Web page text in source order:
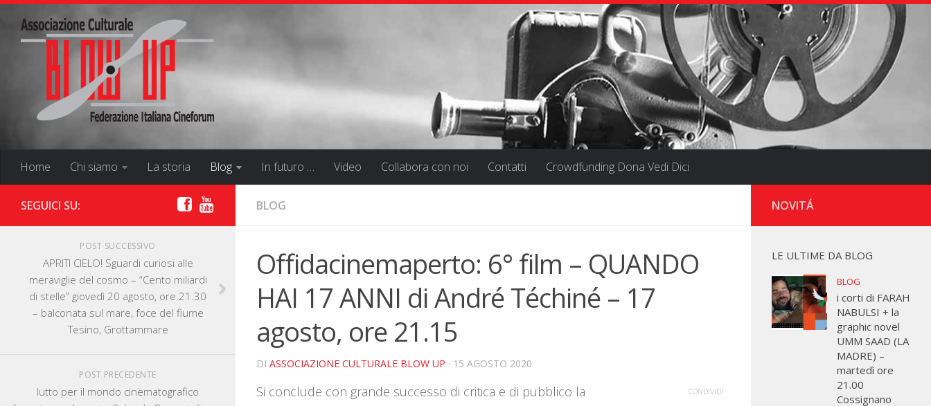
Home Chi siamo La storia Blog In futuro … Video Collabora con noi Contatti Crowdfunding Dona Vedi Dici
BLOG
Offidacinemaperto: 6° film – QUANDO
HAI 17 ANNI di André Téchiné – 17
agosto, ore 21.15
DI ASSOCIAZIONE CULTURALE BLOW UP · 15 AGOSTO 2020
Si conclude con grande successo di critica e di pubblico la
CONDIVIDI
SEGUICI SU:
POST SUCCESSIVO
APRITI CIELO! Sguardi curiosi alle
meraviglie del cosmo – “Cento miliardi
di stelle” giovedì 20 agosto, ore 21.30
– balconata sul mare, foce del fiume
Tesino, Grottammare
POST PRECEDENTE
lutto per il mondo cinematografico
NOVITÁ
LE ULTIME DA BLOG
BLOG
i corti di FARAH
NABULSI + la
graphic novel
UMM SAAD (LA
MADRE) –
martedì ore
21.00
Cossignano